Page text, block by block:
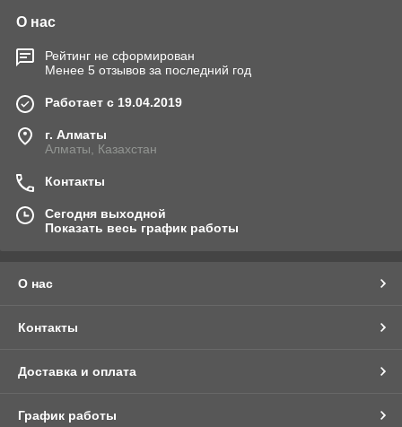
О нас
Рейтинг не сформирован
Менее 5 отзывов за последний год
Работает с 19.04.2019
г. Алматы
Алматы, Казахстан
Контакты
Сегодня выходной
Показать весь график работы
О нас
Контакты
Доставка и оплата
График работы